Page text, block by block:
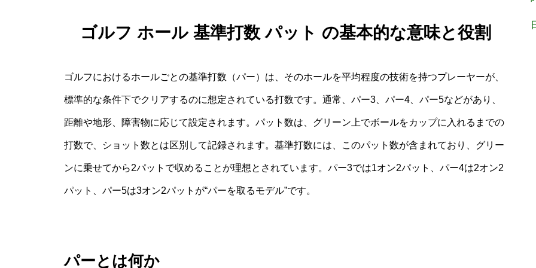
ゴルフ ホール 基準打数 パット の基本的な意味と役割
ゴルフにおけるホールごとの基準打数（パー）は、そのホールを平均程度の技術を持つプレーヤーが、
標準的な条件下でクリアするのに想定されている打数です。通常、パー3、パー4、パー5などがあり、
距離や地形、障害物に応じて設定されます。パット数は、グリーン上でボールをカップに入れるまでの
打数で、ショット数とは区別して記録されます。基準打数には、このパット数が含まれており、グリー
ンに乗せてから2パットで収めることが理想とされています。パー3では1オン2パット、パー4は2オン2
パット、パー5は3オン2パットが“パーを取るモデル”です。
パーとは何か